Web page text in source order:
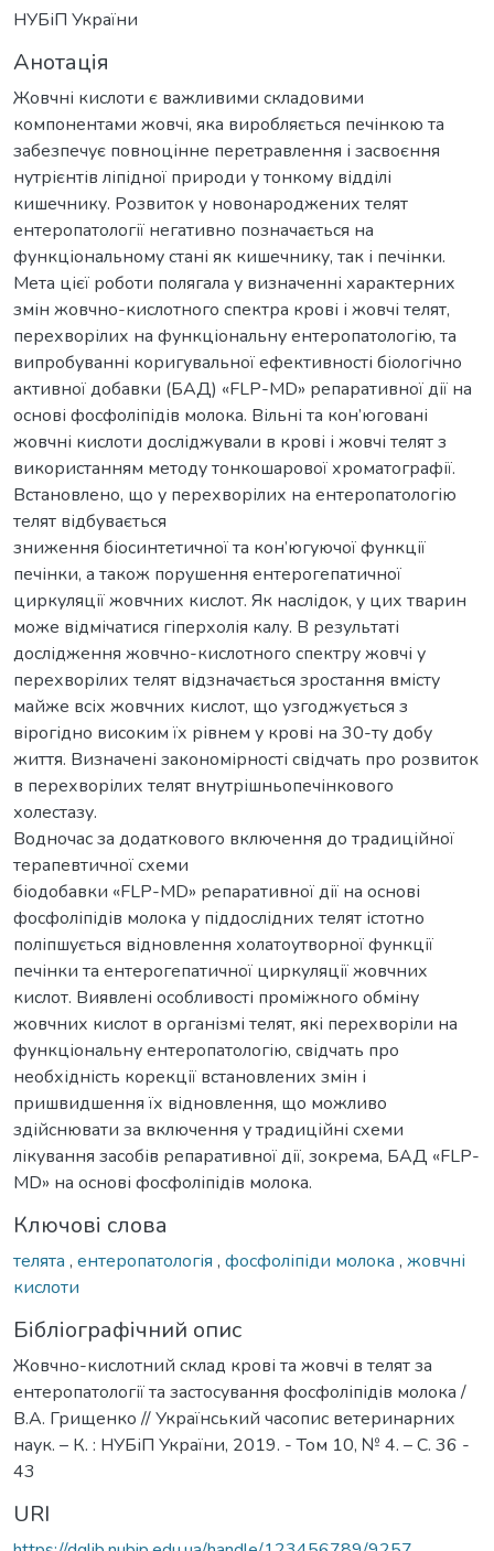
НУБіП України
Анотація
Жовчні кислоти є важливими складовими
компонентами жовчі, яка виробляється печінкою та
забезпечує повноцінне перетравлення і засвоєння
нутрієнтів ліпідної природи у тонкому відділі
кишечнику. Розвиток у новонароджених телят
ентеропатології негативно позначається на
функціональному стані як кишечнику, так і печінки.
Мета цієї роботи полягала у визначенні характерних
змін жовчно-кислотного спектра крові і жовчі телят,
перехворілих на функціональну ентеропатологію, та
випробуванні коригувальної ефективності біологічно
активної добавки (БАД) «FLP-MD» репаративної дії на
основі фосфоліпідів молока. Вільні та кон’юговані
жовчні кислоти досліджували в крові і жовчі телят з
використанням методу тонкошарової хроматографії.
Встановлено, що у перехворілих на ентеропатологію
телят відбувається
зниження біосинтетичної та кон’югуючої функції
печінки, а також порушення ентерогепатичної
циркуляції жовчних кислот. Як наслідок, у цих тварин
може відмічатися гіперхолія калу. В результаті
дослідження жовчно-кислотного спектру жовчі у
перехворілих телят відзначається зростання вмісту
майже всіх жовчних кислот, що узгоджується з
вірогідно високим їх рівнем у крові на 30-ту добу
життя. Визначені закономірності свідчать про розвиток
в перехворілих телят внутрішньопечінкового
холестазу.
Водночас за додаткового включення до традиційної
терапевтичної схеми
біодобавки «FLP-MD» репаративної дії на основі
фосфоліпідів молока у піддослідних телят істотно
поліпшується відновлення холатоутворної функції
печінки та ентерогепатичної циркуляції жовчних
кислот. Виявлені особливості проміжного обміну
жовчних кислот в організмі телят, які перехворіли на
функціональну ентеропатологію, свідчать про
необхідність корекції встановлених змін і
пришвидшення їх відновлення, що можливо
здійснювати за включення у традиційні схеми
лікування засобів репаративної дії, зокрема, БАД «FLP-
MD» на основі фосфоліпідів молока.
Ключові слова
телята , ентеропатологія , фосфоліпіди молока , жовчні
кислоти
Бібліографічний опис
Жовчно-кислотний склад крові та жовчі в телят за
ентеропатології та застосування фосфоліпідів молока /
В.А. Грищенко // Український часопис ветеринарних
наук. – К. : НУБіП України, 2019. - Том 10, № 4. – С. 36 -
43
URI